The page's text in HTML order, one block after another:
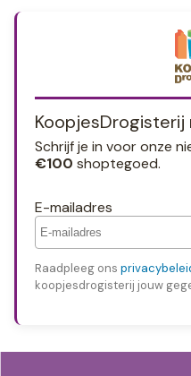
Schrijf je in voor onze
€100 shoptegoed.
E-mailadres
Raadpleeg ons
koopjesdrogisterij jouw